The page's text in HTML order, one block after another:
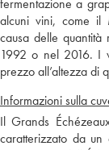
fermentazione a
alcuni vini, come il
causa delle
1992 o nel 2016. I
prezzo all’altezza di
Informazioni sulla
Il Grands
caratterizzato da